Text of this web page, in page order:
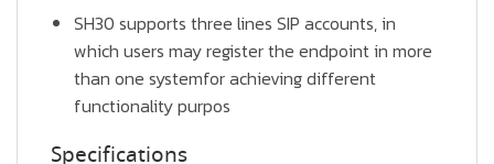
SH30 supports three lines SIP accounts, in
which users may register the endpoint in more
than one systemfor achieving different
functionality purpos
Specifications